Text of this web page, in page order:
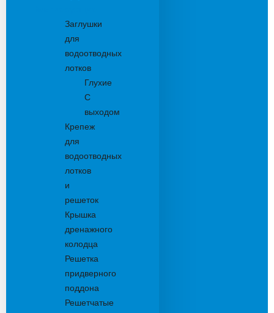
Заглушки
для
водоотводных
лотков
Глухие
С
выходом
Крепеж
для
водоотводных
лотков
и
решеток
Крышка
дренажного
колодца
Решетка
придверного
поддона
Решетчатые